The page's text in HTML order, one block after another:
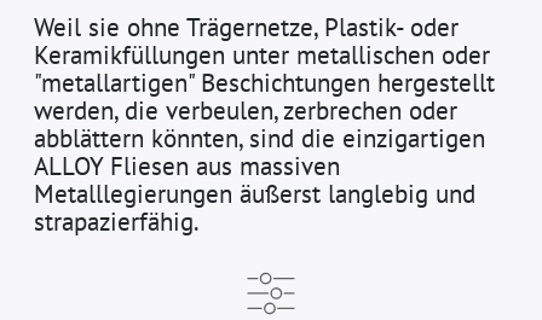
Weil sie ohne Trägernetze, Plastik- oder
Keramikfüllungen unter metallischen oder
"metallartigen" Beschichtungen hergestellt
werden, die verbeulen, zerbrechen oder
abblättern könnten, sind die einzigartigen
ALLOY Fliesen aus massiven
Metalllegierungen äußerst langlebig und
strapazierfähig.